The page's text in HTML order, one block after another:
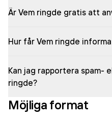
Är Vem ringde gratis att
Hur får Vem ringde
Kan jag rapportera spam-
ringde?
Möjliga format